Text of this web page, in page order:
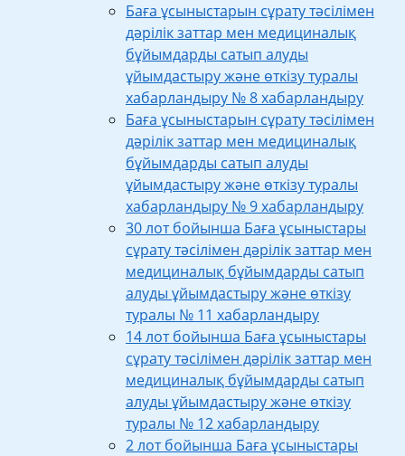
Баға ұсыныстарын сұрату тәсілімен
дәрілік заттар мен медициналық
бұйымдарды сатып алуды
ұйымдастыру және өткізу туралы
хабарландыру № 8 хабарландыру
Баға ұсыныстарын сұрату тәсілімен
дәрілік заттар мен медициналық
бұйымдарды сатып алуды
ұйымдастыру және өткізу туралы
хабарландыру № 9 хабарландыру
30 лот бойынша Баға ұсыныстары
сұрату тәсілімен дәрілік заттар мен
медициналық бұйымдарды сатып
алуды ұйымдастыру және өткізу
туралы № 11 хабарландыру
14 лот бойынша Баға ұсыныстары
сұрату тәсілімен дәрілік заттар мен
медициналық бұйымдарды сатып
алуды ұйымдастыру және өткізу
туралы № 12 хабарландыру
2 лот бойынша Баға ұсыныстары